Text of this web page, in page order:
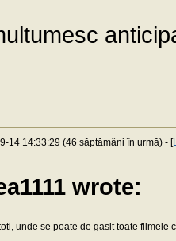
14 14:33:29 (46 săptămâni în urmă) - [
wrote:
unde se poate de gasit toate filmele